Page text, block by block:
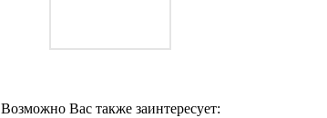
Возможно Вас также заинтересует: